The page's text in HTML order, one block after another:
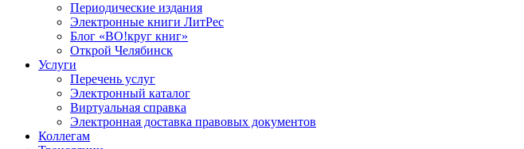
Периодические издания
Электронные книги ЛитРес
Блог «ВО!круг книг»
Открой Челябинск
Услуги
Перечень услуг
Электронный каталог
Виртуальная справка
Электронная доставка правовых документов
Коллегам